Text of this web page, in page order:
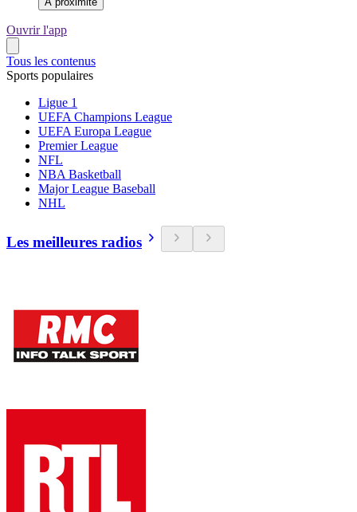
Ouvrir l'app
Tous les contenus
Sports populaires
Ligue 1
UEFA Champions League
UEFA Europa League
Premier League
NFL
NBA Basketball
Major League Baseball
NHL
Les meilleures radios